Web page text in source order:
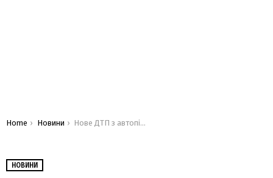
You are here:
Home Новини Нове ДТП з автопілотом Tesla: електромобіль врізався у поліцейську машину
НОВИНИ